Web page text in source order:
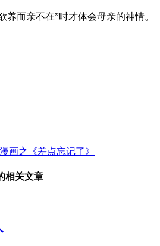
养而亲不在”时才体会母亲的神情。
画之《差点忘记了》
相关文章